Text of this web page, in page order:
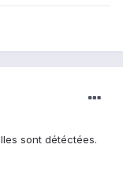
sont détéctées.